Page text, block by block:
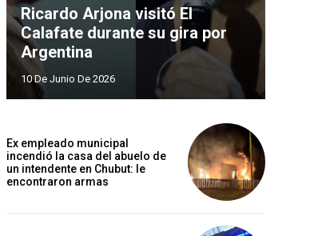
Ricardo Arjona visitó El
Calafate durante su gira por
Argentina
10 De Junio De 2026
Ex empleado municipal
incendió la casa del abuelo de
un intendente en Chubut: le
encontraron armas